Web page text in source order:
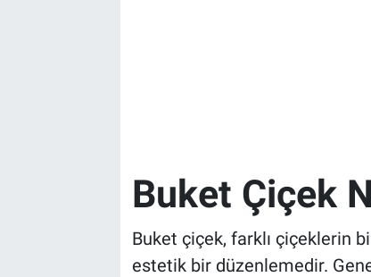
Buket Çiçek
Buket çiçek, farklı çiçeklerin
estetik bir düzenlemedir.